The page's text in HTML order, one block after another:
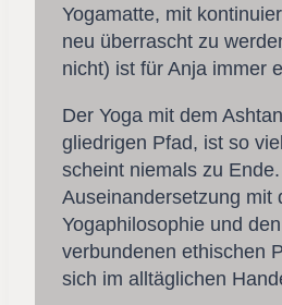
Yogamatte, mit
neu überrascht zu
nicht) ist für Anja immer
Der Yoga mit dem
gliedrigen Pfad, ist so
scheint niemals zu
Auseinandersetzung mit
Yogaphilosophie und
verbundenen ethischen
sich im alltäglichen